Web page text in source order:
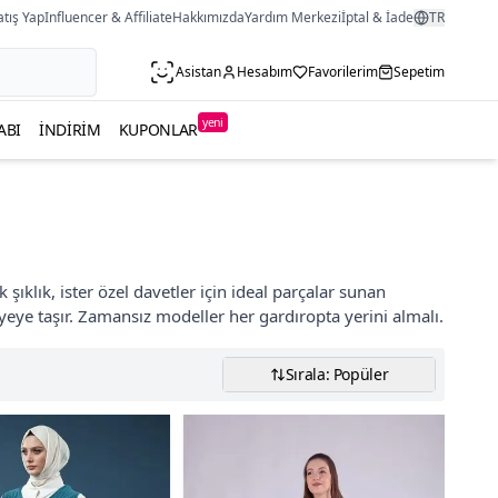
YapInfluencer & AffiliateHakkımızdaYardım Merkeziİptal & İade TR
Asistan Hesabım Favorilerim Sepetim
İNDIRIM KUPONLAR yeni
ister özel davetler için ideal parçalar sunan
taşır. Zamansız modeller her gardıropta yerini almalı.
Sırala: Popüler